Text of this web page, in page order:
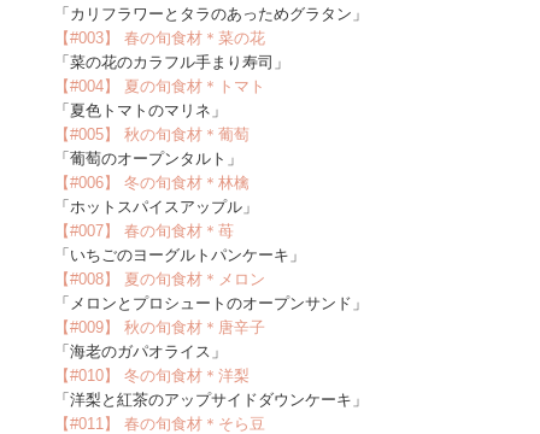
「カリフラワーとタラのあっためグラタン」
【#003】 春の旬食材＊菜の花
「菜の花のカラフル手まり寿司」
【#004】 夏の旬食材＊トマト
「夏色トマトのマリネ」
【#005】 秋の旬食材＊葡萄
「葡萄のオープンタルト」
【#006】 冬の旬食材＊林檎
「ホットスパイスアップル」
【#007】 春の旬食材＊苺
「いちごのヨーグルトパンケーキ」
【#008】 夏の旬食材＊メロン
「メロンとプロシュートのオープンサンド」
【#009】 秋の旬食材＊唐辛子
「海老のガパオライス」
【#010】 冬の旬食材＊洋梨
「洋梨と紅茶のアップサイドダウンケーキ」
【#011】 春の旬食材＊そら豆